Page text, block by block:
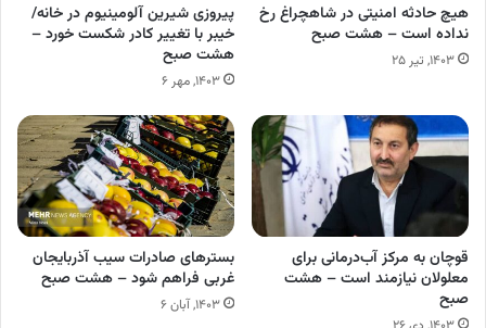
هیچ حادثه امنیتی در شاهچراغ رخ
نداده است – هشت صبح
۱۴۰۳, تیر ۲۵
پیروزی شیرین آلومینیوم در خانه/
خیبر با تغییر کادر شکست خورد –
هشت صبح
۱۴۰۳, مهر ۶
قوچان به مرکز آب‌درمانی برای
معلولان نیازمند است – هشت
صبح
بسترهای صادرات سیب آذربایجان
غربی فراهم شود – هشت صبح
۱۴۰۳, آبان ۶